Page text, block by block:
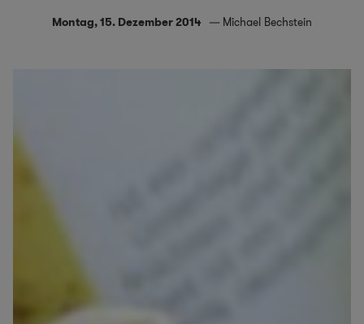
Montag, 15. Dezember 2014 Michael Bechstein